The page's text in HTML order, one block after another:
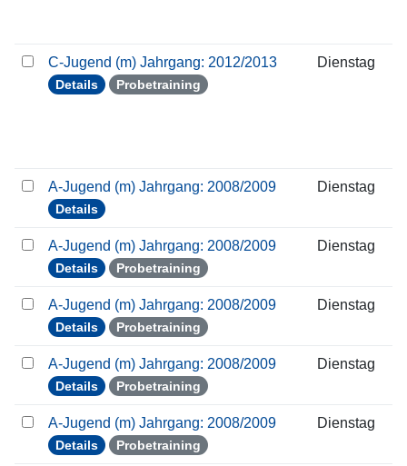
C-Jugend (m) Jahrgang: 2012/2013
Details Probetraining
Dienstag
A-Jugend (m) Jahrgang: 2008/2009
Details
Dienstag
A-Jugend (m) Jahrgang: 2008/2009
Details Probetraining
Dienstag
A-Jugend (m) Jahrgang: 2008/2009
Details Probetraining
Dienstag
A-Jugend (m) Jahrgang: 2008/2009
Details Probetraining
Dienstag
A-Jugend (m) Jahrgang: 2008/2009
Details Probetraining
Dienstag